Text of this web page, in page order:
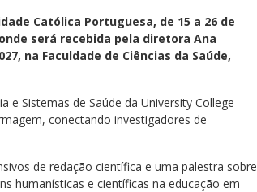
Católica Portuguesa, de 15 a 26 de
será recebida pela diretora Ana
na Faculdade de Ciências da Saúde,
e Sistemas de Saúde da University College
conectando investigadores de
de redação científica e uma palestra sobre
humanísticas e científicas na educação em